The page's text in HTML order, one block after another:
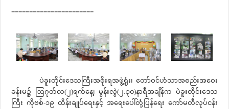
=======================
ပဲခူးတိုင်းဒေသကြီးအစိုးရအဖွဲ့ရုံး၊ တော်ဝင်ဟံသာအစည်းအဝေး
ခန်းမ၌ ဩဂုတ်လ(၂)ရက်နေ့၊ မွန်းလွဲ(၂:၃၀)နာရီအချိန်က ပဲခူးတိုင်းဒေသ
ကြီး ကိုဗစ်-၁၉ ထိန်းချုပ်ရေးနှင့် အရေးပေါ်တုံ့ပြန်ရေး ကော်မတီလုပ်ငန်း